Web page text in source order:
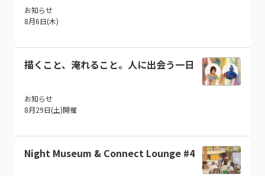
お知らせ
8月6日(木)
描くこと、淹れること。人に出会う一日
お知らせ
8月29日(土)開催
Night Museum & Connect Lounge #4